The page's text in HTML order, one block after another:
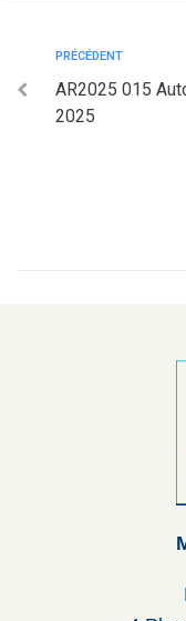
PRÉCÉDENT
AR2025 015
2025